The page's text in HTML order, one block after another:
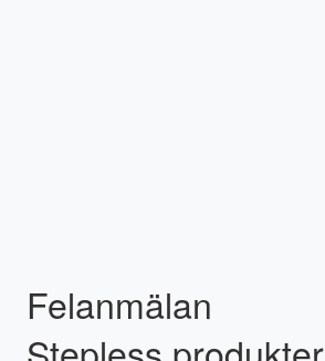
Felanmälan